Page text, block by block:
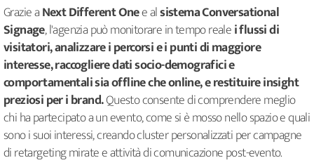
Grazie aNext Different Onee alsistema Conversational
Signage, l'agenzia può monitorare in tempo realei flussi di
visitatori, analizzare i percorsi e i punti di maggiore
interesse, raccogliere dati socio-demografici e
comportamentali sia offline che online, e restituire insight
preziosi per i brand.Questo consente di comprendere meglio
chi ha partecipato a un evento, come si è mosso nello spazio e quali
sono i suoi interessi, creando cluster personalizzati per campagne
di retargeting mirate e attività di comunicazione post-evento.